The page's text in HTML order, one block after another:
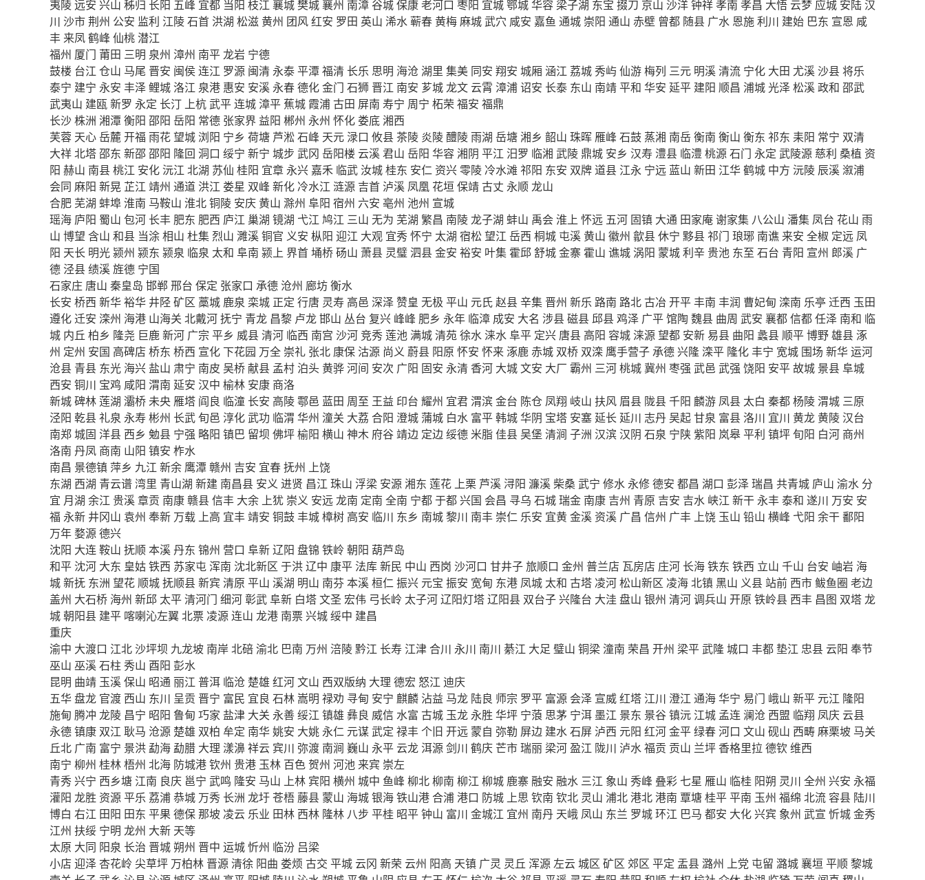
夷陵远安 兴山 秭归 长阳 五峰 宜都 当阳 枝江 襄城樊城襄州 南漳谷城保康老河口 枣阳 宜城鄂城华容 梁子湖 东宝 掇刀 京山 沙洋钟祥孝南 孝昌 大悟 云梦 应城 安陆汉
川 沙市荆州 公安 监利 江陵石首 洪湖 松滋黄州 团风红安 罗田 英山 浠水蕲春黄梅麻城武穴 咸安 嘉鱼 通城 崇阳 通山 赤壁 曾都 随县 广水 恩施利川 建始 巴东 宣恩 咸
丰 来凤鹤峰 仙桃潜江
福州 厦门 莆田 三明 泉州 漳州 南平龙岩 宁德
鼓楼 台江 仓山 马尾 晋安 闽侯连江 罗源 闽清 永泰平潭福清 长乐 思明 海沧 湖里 集美 同安 翔安 城厢 涵江 荔城秀屿仙游梅列 三元 明溪清流 宁化 大田 尤溪沙县将乐
泰宁 建宁 永安 丰泽鲤城洛江 泉港 惠安 安溪 永春德化金门 石狮 晋江 南安 芗城龙文 云霄 漳浦诏安 长泰 东山 南靖平和 华安 延平 建阳 顺昌 浦城光泽松溪政和 邵武
武夷山 建瓯新罗 永定 长汀 上杭武平连城 漳平 蕉城 霞浦古田 屏南 寿宁 周宁 柘荣 福安 福鼎
长沙株洲 湘潭衡阳 邵阳 岳阳 常德 张家界 益阳 郴州 永州 怀化 娄底湘西
芙蓉 天心岳麓开福 雨花望城 浏阳 宁乡 荷塘 芦淞石峰 天元 渌口 攸县茶陵 炎陵醴陵雨湖 岳塘湘乡 韶山 珠晖 雁峰 石鼓 蒸湘 南岳衡南 衡山 衡东 祁东 耒阳 常宁 双清
大祥北塔邵东 新邵邵阳 隆回 洞口 绥宁 新宁 城步 武冈 岳阳楼 云溪君山 岳阳 华容湘阴 平江 汨罗 临湘 武陵鼎城 安乡 汉寿 澧县 临澧桃源石门 永定 武陵源 慈利 桑植 资
阳 赫山 南县桃江 安化沅江 北湖 苏仙 桂阳 宜章 永兴 嘉禾 临武 汝城桂东 安仁 资兴零陵 冷水滩 祁阳 东安 双牌道县 江永 宁远 蓝山 新田 江华鹤城 中方 沅陵 辰溪 溆浦
会同 麻阳 新晃 芷江 靖州 通道 洪江 娄星 双峰 新化 冷水江 涟源 吉首 泸溪 凤凰 花垣保靖古丈 永顺龙山
合肥 芜湖 蚌埠淮南 马鞍山 淮北铜陵 安庆黄山 滁州 阜阳 宿州 六安 亳州 池州 宣城
瑶海 庐阳 蜀山 包河 长丰 肥东 肥西 庐江 巢湖 镜湖 弋江 鸠江 三山 无为 芜湖 繁昌 南陵龙子湖 蚌山 禹会淮上 怀远 五河 固镇 大通 田家庵谢家集 八公山 潘集 凤台 花山 雨
山 博望 含山 和县 当涂相山 杜集 烈山 濉溪铜官 义安 枞阳 迎江 大观 宜秀怀宁 太湖 宿松 望江 岳西 桐城 屯溪黄山 徽州 歙县休宁 黟县祁门 琅琊 南谯 来安 全椒 定远 凤
阳 天长 明光颍州 颍东 颍泉 临泉 太和 阜南 颍上 界首埇桥砀山 萧县 灵璧泗县金安 裕安 叶集 霍邱舒城金寨 霍山 谯城 涡阳 蒙城利辛 贵池 东至 石台 青阳 宣州 郎溪 广
德 泾县绩溪旌德 宁国
石家庄 唐山 秦皇岛 邯郸 邢台 保定 张家口 承德 沧州 廊坊衡水
长安 桥西 新华裕华 井陉矿区 藁城 鹿泉 栾城 正定 行唐 灵寿 高邑 深泽 赞皇 无极 平山 元氏赵县辛集 晋州 新乐 路南 路北古冶 开平丰南 丰润 曹妃甸 滦南 乐亭 迁西 玉田
遵化迁安 滦州 海港 山海关 北戴河抚宁 青龙 昌黎 卢龙邯山 丛台 复兴 峰峰 肥乡 永年 临漳 成安 大名 涉县磁县邱县鸡泽 广平馆陶 魏县 曲周 武安 襄都信都任泽 南和 临
城 内丘 柏乡 隆尧 巨鹿新河 广宗 平乡 威县清河 临西 南宫 沙河竞秀莲池 满城清苑徐水 涞水阜平 定兴 唐县 高阳 容城 涞源望都 安新易县 曲阳 蠡县 顺平博野雄县涿
州 定州 安国 高碑店 桥东 桥西 宣化下花园 万全 崇礼 张北 康保 沽源 尚义 蔚县 阳原 怀安 怀来涿鹿赤城 双桥 双滦 鹰手营子承德兴隆 滦平 隆化丰宁 宽城 围场 新华运河
沧县 青县 东光 海兴 盐山 肃宁 南皮 吴桥献县 孟村 泊头黄骅河间 安次 广阳 固安 永清 香河 大城文安 大厂 霸州 三河桃城冀州 枣强 武邑 武强 饶阳 安平故城 景县阜城
西安 铜川 宝鸡 咸阳 渭南 延安 汉中 榆林 安康 商洛
新城碑林莲湖 灞桥未央 雁塔 阎良 临潼 长安 高陵鄠邑 蓝田 周至 王益 印台 耀州 宜君渭滨金台 陈仓 凤翔 岐山 扶风 眉县 陇县千阳 麟游 凤县 太白 秦都杨陵渭城 三原
泾阳 乾县礼泉 永寿彬州 长武旬邑 淳化武功 临渭 华州 潼关 大荔 合阳 澄城蒲城 白水 富平韩城华阴 宝塔 安塞延长 延川 志丹吴起甘泉 富县洛川 宜川 黄龙黄陵汉台
南郑城固 洋县 西乡 勉县 宁强 略阳 镇巴 留坝 佛坪榆阳 横山 神木 府谷靖边 定边绥德 米脂佳县吴堡 清涧 子洲 汉滨汉阴 石泉 宁陕紫阳 岚皋平利 镇坪旬阳 白河 商州
洛南 丹凤 商南 山阳 镇安 柞水
南昌 景德镇萍乡 九江 新余 鹰潭赣州 吉安 宜春抚州 上饶
东湖 西湖 青云谱湾里 青山湖 新建 南昌县 安义 进贤 昌江 珠山 浮梁 安源湘东 莲花 上栗 芦溪 浔阳 濂溪柴桑武宁 修水 永修德安 都昌 湖口 彭泽瑞昌 共青城 庐山 渝水 分
宜 月湖 余江 贵溪章贡 南康赣县信丰 大余 上犹 崇义 安远 龙南 定南 全南 宁都于都兴国 会昌 寻乌 石城瑞金 南康 吉州 青原 吉安 吉水 峡江 新干 永丰泰和 遂川 万安 安
福 永新 井冈山 袁州 奉新 万载 上高 宜丰靖安 铜鼓丰城樟树 高安 临川 东乡 南城黎川 南丰 崇仁 乐安 宜黄金溪 资溪 广昌 信州 广丰 上饶 玉山 铅山 横峰 弋阳 余干鄱阳
万年婺源德兴
沈阳 大连鞍山 抚顺本溪丹东 锦州 营口 阜新辽阳 盘锦 铁岭 朝阳 葫芦岛
和平 沈河 大东 皇姑铁西 苏家屯 浑南 沈北新区 于洪辽中 康平 法库新民 中山 西岗 沙河口 甘井子旅顺口 金州 普兰店 瓦房店 庄河 长海铁东 铁西 立山 千山 台安 岫岩 海
城新抚 东洲 望花 顺城抚顺县新宾 清原 平山 溪湖 明山 南芬 本溪桓仁振兴 元宝 振安 宽甸 东港 凤城 太和 古塔 凌河松山新区 凌海北镇黑山 义县 站前 西市 鲅鱼圈 老边
盖州 大石桥 海州 新邱 太平清河门 细河彰武阜新 白塔文圣宏伟 弓长岭 太子河辽阳灯塔辽阳县 双台子兴隆台 大洼 盘山 银州 清河调兵山 开原 铁岭县 西丰 昌图 双塔龙
城朝阳县 建平 喀喇沁左翼北票 凌源连山 龙港 南票兴城绥中 建昌
重庆
渝中 大渡口 江北沙坪坝 九龙坡 南岸北碚渝北 巴南 万州 涪陵黔江 长寿 江津合川 永川 南川 綦江 大足 璧山 铜梁潼南 荣昌 开州 梁平武隆城口 丰都 垫江 忠县 云阳 奉节
巫山 巫溪石柱 秀山 酉阳 彭水
昆明 曲靖 玉溪保山 昭通丽江 普洱 临沧 楚雄 红河文山 西双版纳 大理 德宏 怒江 迪庆
五华盘龙 官渡 西山 东川 呈贡 晋宁 富民 宜良 石林嵩明 禄劝 寻甸 安宁 麒麟 沾益 马龙 陆良 师宗 罗平 富源 会泽 宣威红塔 江川 澄江 通海华宁 易门 峨山 新平 元江 隆阳
施甸 腾冲 龙陵 昌宁 昭阳 鲁甸 巧家 盐津 大关 永善绥江 镇雄 彝良 威信水富 古城 玉龙 永胜 华坪 宁蒗 思茅 宁洱 墨江 景东 景谷镇沅 江城 孟连 澜沧 西盟 临翔 凤庆 云县
永德镇康 双江 耿马 沧源 楚雄 双柏 牟定 南华姚安 大姚 永仁 元谋武定 禄丰个旧 开远 蒙自 弥勒 屏边 建水石屏 泸西 元阳 红河金平绿春河口 文山 砚山 西畴麻栗坡 马关
丘北 广南 富宁 景洪 勐海 勐腊 大理 漾濞祥云 宾川 弥渡 南涧 巍山 永平 云龙 洱源剑川 鹤庆 芒市瑞丽 梁河盈江 陇川 泸水福贡 贡山 兰坪 香格里拉 德钦维西
南宁 柳州 桂林梧州 北海 防城港钦州 贵港 玉林 百色贺州 河池 来宾 崇左
青秀兴宁 西乡塘 江南 良庆 邕宁 武鸣 隆安 马山 上林 宾阳 横州 城中 鱼峰 柳北柳南 柳江 柳城 鹿寨融安 融水 三江 象山 秀峰 叠彩七星 雁山 临桂 阳朔 灵川 全州 兴安 永福
灌阳 龙胜 资源平乐 荔浦恭城 万秀 长洲 龙圩苍梧 藤县蒙山 海城银海铁山港合浦港口 防城 上思 钦南 钦北 灵山 浦北港北港南 覃塘桂平平南 玉州 福绵 北流 容县 陆川
博白 右江 田阳 田东 平果 德保那坡 凌云 乐业 田林 西林 隆林 八步 平桂 昭平钟山 富川 金城江 宜州 南丹 天峨 凤山 东兰 罗城环江 巴马 都安 大化兴宾 象州 武宣 忻城金秀
江州 扶绥 宁明 龙州 大新 天等
太原 大同 阳泉 长治 晋城朔州 晋中 运城忻州 临汾 吕梁
小店 迎泽杏花岭 尖草坪 万柏林 晋源清徐 阳曲 娄烦 古交 平城 云冈 新荣 云州 阳高 天镇 广灵 灵丘 浑源左云城区 矿区 郊区 平定 盂县潞州 上党 屯留 潞城襄垣平顺黎城